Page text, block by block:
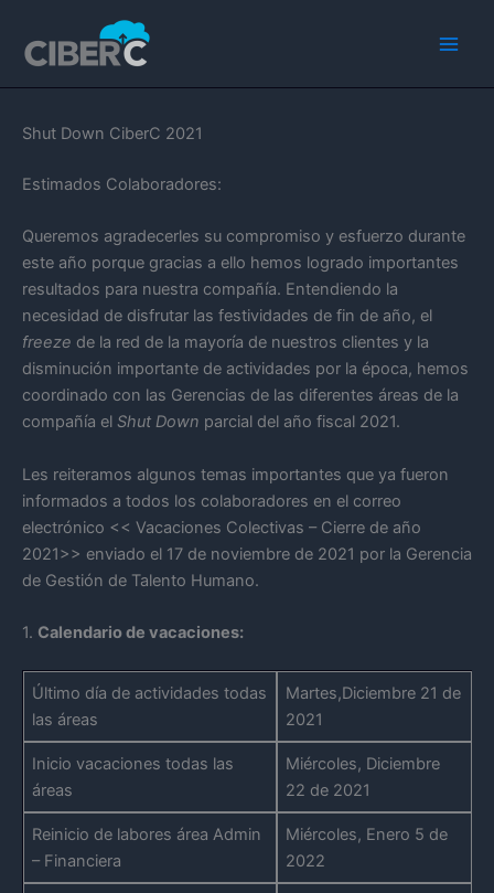
contenido
Shut Down CiberC 2021
Estimados Colaboradores:
Queremos agradecerles su compromiso y esfuerzo durante
este año porque gracias a ello hemos logrado importantes
resultados para nuestra compañía. Entendiendo la
necesidad de disfrutar las festividades de fin de año, el
freeze de la red de la mayoría de nuestros clientes y la
disminución importante de actividades por la época, hemos
coordinado con las Gerencias de las diferentes áreas de la
compañía el Shut Down parcial del año fiscal 2021.
Les reiteramos algunos temas importantes que ya fueron
informados a todos los colaboradores en el correo
electrónico << Vacaciones Colectivas – Cierre de año
2021>> enviado el 17 de noviembre de 2021 por la Gerencia
de Gestión de Talento Humano.
1. Calendario de vacaciones:
Último día de actividades todas
las áreas
Martes,Diciembre 21 de
2021
Inicio vacaciones todas las
áreas
Miércoles, Diciembre
22 de 2021
Reinicio de labores área Admin
– Financiera
Miércoles, Enero 5 de
2022